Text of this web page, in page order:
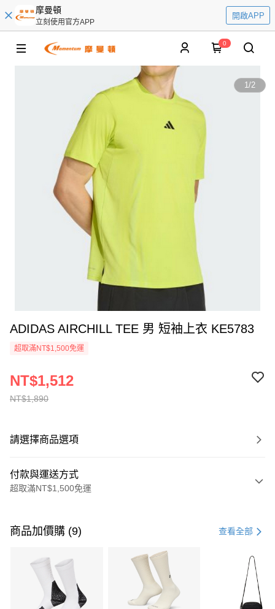
摩曼頓
立刻使用官方APP
開啟APP
0
1/2
ADIDAS AIRCHILL TEE 男 短袖上衣 KE5783
超取滿NT$1,500免運
NT$1,890
NT$1,512
請選擇商品選項
付款與運送方式
超取滿NT$1,500免運
信用卡一次付款
3 期 0 利率 每期 21家銀行
合作金庫商業銀行
第一商業銀行
華南商業銀行
彰化商業銀行
商品加價購 (9) 查看全部